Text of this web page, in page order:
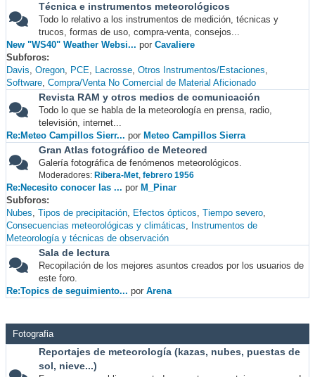
Técnica e instrumentos meteorológicos
Todo lo relativo a los instrumentos de medición, técnicas y
trucos, formas de uso, compra-venta, consejos...
New "WS40" Weather Websi... por Cavaliere
Subforos
Davis Oregon PCE Lacrosse Otros Instrumentos/Estaciones
Software Compra/Venta No Comercial de Material Aficionado
Revista RAM y otros medios de comunicación
Todo lo que se habla de la meteorología en prensa, radio,
televisión, internet...
Re:Meteo Campillos Sierr... por Meteo Campillos Sierra
Gran Atlas fotográfico de Meteored
Galería fotográfica de fenómenos meteorológicos.
Moderadores: Ribera-Met, febrero 1956
Re:Necesito conocer las ... por M_Pinar
Subforos
Nubes Tipos de precipitación Efectos ópticos Tiempo severo
Consecuencias meteorológicas y climáticas
Instrumentos de
Meteorología y técnicas de observación
Sala de lectura
Recopilación de los mejores asuntos creados por los usuarios de
este foro.
Re:Topics de seguimiento... por Arena
Fotografia
Reportajes de meteorología (kazas, nubes, puestas de
sol, nieve...)